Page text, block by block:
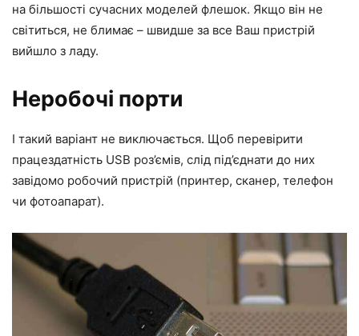
на більшості сучасних моделей флешок. Якщо він не
світиться, не блимає – швидше за все Ваш пристрій
вийшло з ладу.
Неробочі порти
І такий варіант не виключається. Щоб перевірити
працездатність USB роз’ємів, слід під’єднати до них
завідомо робочий пристрій (принтер, сканер, телефон
чи фотоапарат).